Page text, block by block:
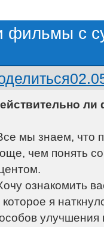
фильмы с
ли
мы знаем, что
чем понять
ознакомить
которое я
улучшения